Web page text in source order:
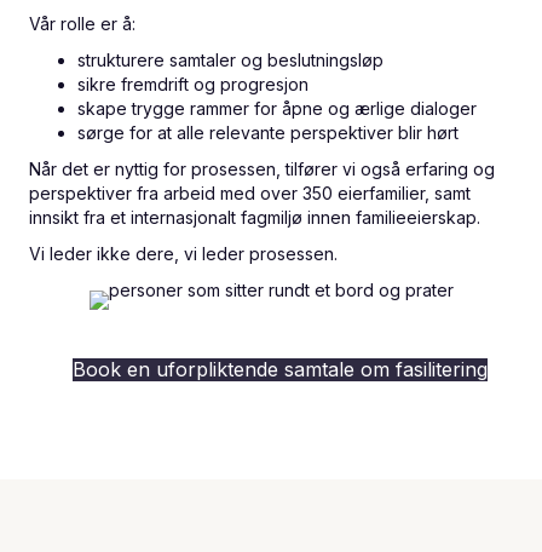
Vår rolle er å:
strukturere samtaler og beslutningsløp
sikre fremdrift og progresjon
skape trygge rammer for åpne og ærlige dialoger
sørge for at alle relevante perspektiver blir hørt
Når det er nyttig for prosessen, tilfører vi også erfaring og
perspektiver fra arbeid med over 350 eierfamilier, samt
innsikt fra et internasjonalt fagmiljø innen familieeierskap.
Vi leder ikke dere, vi leder prosessen.
Book en uforpliktende samtale om fasilitering